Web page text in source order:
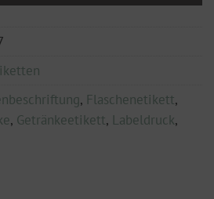
, Flaschenetikett,
, Getränkeetikett, Labeldruck,